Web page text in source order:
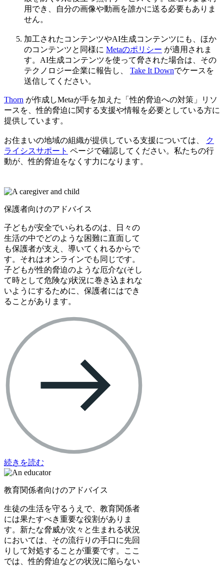
用でき、自分の画像や動画を誰かに送る必要もありま
せん。
加工されたコンテンツやAI生成コンテンツにも、ほか
のコンテンツと同様に Metaのポリシー が適用されま
す。AI生成コンテンツを使って脅された場合は、その
テクノロジー企業に報告し、 Take It Downでケースを
送信してください。
Thorn が作成しMetaが手を加えた「性的脅迫への対策」リソ
ースを、性的脅迫に関する支援や情報を必要としている方に
提供しています。
お住まいの地域の組織が提供している支援については、
ク
ライシスサポート ページで確認してください。私たちの行
動が、性的脅迫をなくす力になります。
保護者向けのアドバイス
子どもが安全でいられるのは、日々の
生活の中でどのような困難に直面して
も保護者が支え、導いてくれるからで
す。それはオンラインでも同じです。
子どもが性的脅迫のような厄介な(そし
て時として危険な)状況に巻き込まれな
いようにするために、保護者にはでき
ることがあります。
続きを読む
教育関係者向けのアドバイス
生徒の生活を守るうえで、教育関係者
には果たすべき重要な役割がありま
す。新たな脅威が次々と生まれる状況
においては、その流行りの手口に先回
りして対処することが重要です。ここ
では、性的脅迫などの状況に陥らない